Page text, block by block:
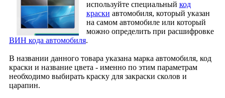
используйте специальный код
краски автомобиля, который указан
на самом автомобиле или который
можно определить при расшифровке
ВИН кода автомобиля.
В названии данного товара указана марка автомобиля, код
краски и название цвета - именно по этим параметрам
необходимо выбирать краску для закраски сколов и
царапин.